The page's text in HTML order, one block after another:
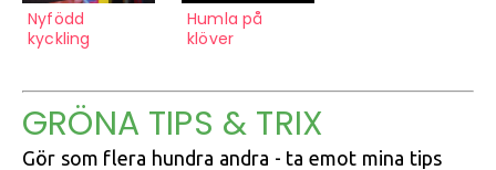
Nyfödd
kyckling
Humla på
klöver
GRÖNA TIPS & TRIX
Gör som flera hundra andra - ta emot mina tips